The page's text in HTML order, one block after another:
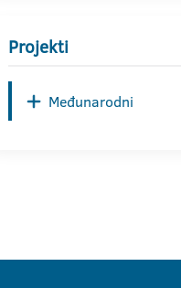
Projekti
Međunarodni